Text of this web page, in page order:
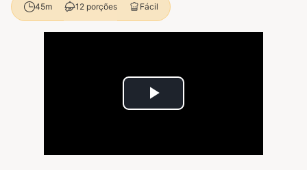
45m 12 porções Fácil
Play